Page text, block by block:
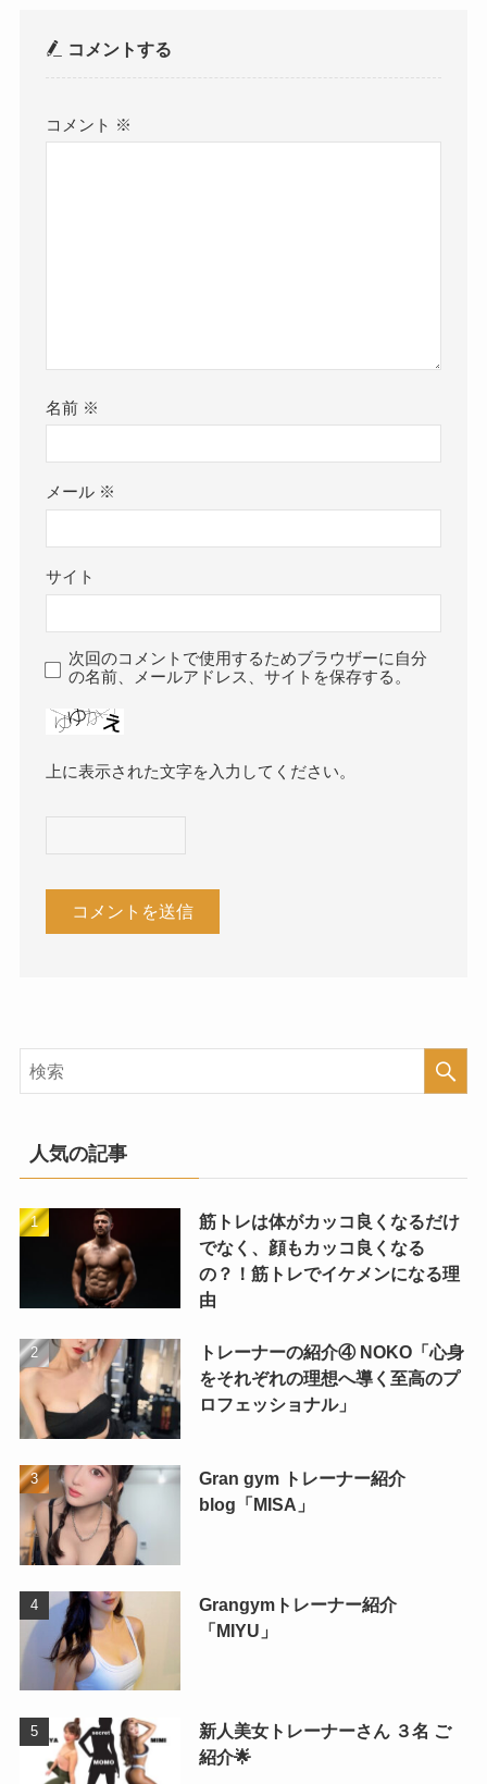
コメントする
コメント ※
名前 ※
メール ※
サイト
次回のコメントで使用するためブラウザーに自分
の名前、メールアドレス、サイトを保存する。
上に表示された文字を入力してください。
人気の記事
筋トレは体がカッコ良くなるだけ
でなく、顔もカッコ良くなる
の？！筋トレでイケメンになる理
由
トレーナーの紹介④ NOKO「心身
をそれぞれの理想へ導く至高のプ
ロフェッショナル」
Gran gym トレーナー紹介
blog「MISA」
Grangymトレーナー紹介
「MIYU」
新人美女トレーナーさん ３名 ご
紹介🌟